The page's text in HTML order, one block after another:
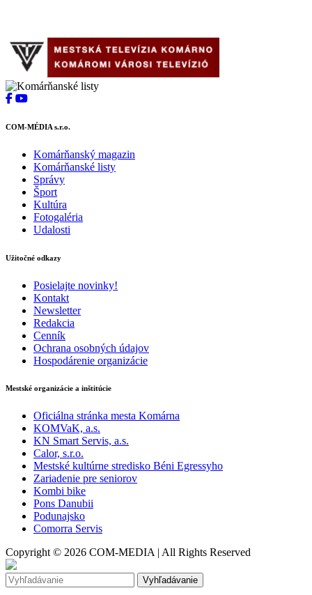
COM-MÉDIA s.r.o.
Komárňanský magazin
Komárňanské listy
Správy
Šport
Kultúra
Fotogaléria
Udalosti
Užitočné odkazy
Posielajte novinky!
Kontakt
Newsletter
Redakcia
Cenník
Ochrana osobných údajov
Hospodárenie organizácie
Mestské organizácie a inštitúcie
Oficiálna stránka mesta Komárna
KOMVaK, a.s.
KN Smart Servis, a.s.
Calor, s.r.o.
Mestské kultúrne stredisko Béni Egressyho
Zariadenie pre seniorov
Kombi bike
Pons Danubii
Podunajsko
Comorra Servis
Copyright © 2026 COM-MEDIA | All Rights Reserved
Vyhľadávanie